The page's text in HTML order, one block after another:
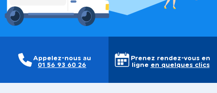
Appelez-nous au
01 56 93 60 26
Prenez rendez-vous en
ligne en quelques clics